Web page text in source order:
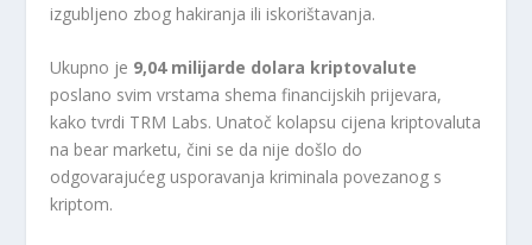
izgubljeno zbog hakiranja ili iskorištavanja.
Ukupno je 9,04 milijarde dolara kriptovalute
poslano svim vrstama shema financijskih prijevara,
kako tvrdi TRM Labs. Unatoč kolapsu cijena kriptovaluta
na bear marketu, čini se da nije došlo do
odgovarajućeg usporavanja kriminala povezanog s
kriptom.